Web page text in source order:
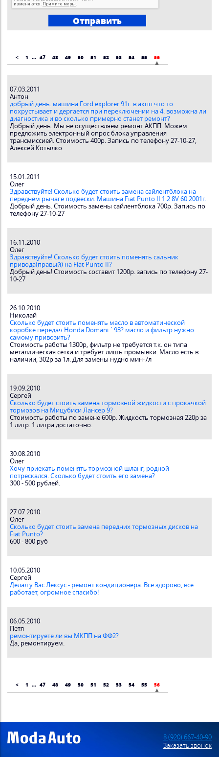
< 1 ... 47 48 49 50 51 52 53 54 55 56
07.03.2011
Антон
добрый день. машина Ford explorer 91г. в акпп что то
похрустывает и дергается при переключении на 4. возможна ли
диагностика и во сколько примерно станет ремонт?
Добрый день. Мы не осуществляем ремонт АКПП. Можем
предложить электронный опрос блока управления
трансмиссией. Стоимость 400р. Запись по телефону 27-10-27,
Алексей Котылко.
15.01.2011
Олег
Здравствуйте! Сколько будет стоить замена сайлентблока на
переднем рычаге подвески. Машина Fiat Punto II 1.2 8V 60 2001г.
Добрый день. Стоимость замены сайлентблока 700р. Запись по
телефону 27-10-27
16.11.2010
Олег
Здравствуйте! Сколько будет стоить поменять сальник
привода(правый) на Fiat Punto II?
Добрый день! Стоимость составит 1200р. запись по телефону 27-
10-27
26.10.2010
Николай
Сколько будет стоить поменять масло в автоматической
коробке передач Honda Domani `93? масло и фильтр нужно
самому привозить?
Стоимость работы 1300р, фильтр не требуется т.к. он типа
металлическая сетка и требует лишь промывки. Масло есть в
наличии, 302р за 1л. Для замены нудно мин-7л
19.09.2010
Сергей
Сколько будет стоить замена тормозной жидкости с прокачкой
тормозов на Мицубиси Лансер 9?
Стоимость работы по замене 600р. Жидкость тормозная 220р за
1 литр. 1 литра достаточно.
30.08.2010
Олег
Хочу приехать поменять тормозной шланг, родной
потрескался. Сколько будет стоить его замена?
300 - 500 рублей.
27.07.2010
Олег
Сколько будет стоить замена передних тормозных дисков на
Fiat Punto?
600 - 800 руб
10.05.2010
Сергей
Делал у Вас Лексус - ремонт кондиционера. Все здорово, все
работает, огромное спасибо!
06.05.2010
Петя
ремонтируете ли вы МКПП на ФФ2?
Да, ремонтируем.
< 1 ... 47 48 49 50 51 52 53 54 55 56
8 (920) 667-40-90
Заказать звонок